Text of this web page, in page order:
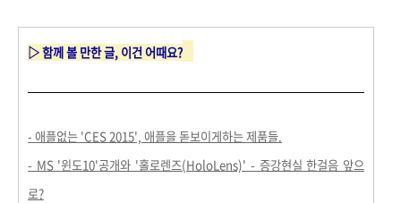
▷ 함께 볼 만한 글, 이건 어때요?
- 애플없는 'CES 2015', 애플을 돋보이게하는 제품들.
- MS '윈도10'공개와 '홀로렌즈(HoloLens)' - 증강현실 한걸음 앞으
로?